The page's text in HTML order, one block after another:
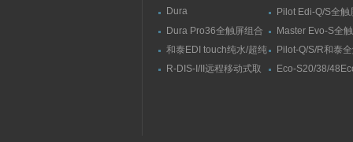
直供水纯水/超纯水机
水机
Dura
触屏智能型超纯水系统
Pilot Edi-Q/S全触
式纯水/超纯水系
Dura Pro36全触屏组合
式超纯水系统
Master Evo-S全
流量纯水/超纯水
和泰EDI touch纯水/超纯
水机
Pilot-Q/S/R和泰
纯水/超纯水机
R-DIS-I/II远程移动式取
Eco-S20/38/